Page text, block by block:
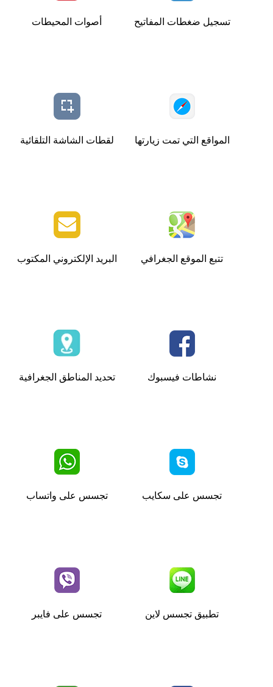
أصوات المحيطات تسجيل ضغطات المفاتيح
لقطات الشاشة التلقائية المواقع التي تمت زيارتها
البريد الإلكتروني المكتوب تتبع الموقع الجغرافي
تحديد المناطق الجغرافية نشاطات فيسبوك
تجسس على واتساب تجسس على سكايب
تجسس على فايبر تطبيق تجسس لاين